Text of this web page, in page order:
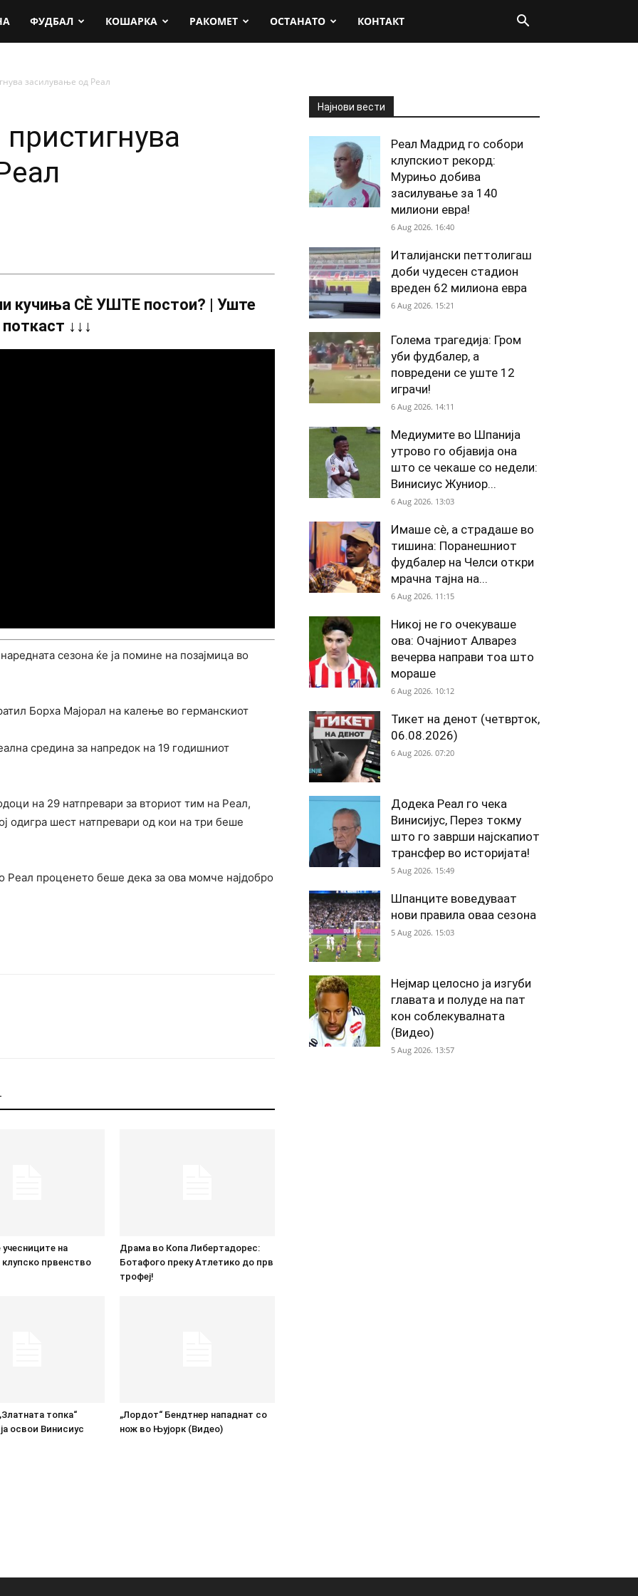
ФУДБАЛ КОШАРКА РАКОМЕТ ОСТАНАТО КОНТАКТ
засилување од Реал
кучиња СÈ УШТЕ постои? | Уште
↓↓↓
сезона ќе ја помине на позајмица во
Борха Мајорал на калење во германскиот
средина за напредок на 19 годишниот
на 29 натпревари за вториот тим на Реал,
одигра шест натпревари од кои на три беше
Реал проценето беше дека за ова момче најдобро
на
првенство
Драма во Копа Либертадорес:
Ботафого преку Атлетико до прв
трофеј!
топка“
освои Винисиус
„Лордот“ Бендтнер нападнат со
нож во Њујорк (Видео)
Најнови вести
Реал Мадрид го собори
клупскиот рекорд:
Мурињо добива
засилување за 140
милиони евра!
6 Aug 2026. 16:40
Италијански петтолигаш
доби чудесен стадион
вреден 62 милиона евра
6 Aug 2026. 15:21
Голема трагедија: Гром
уби фудбалер, а
повредени се уште 12
играчи!
6 Aug 2026. 14:11
Медиумите во Шпанија
утрово го објавија она
што се чекаше со недели:
Винисиус Жуниор...
6 Aug 2026. 13:03
Имаше сè, а страдаше во
тишина: Поранешниот
фудбалер на Челси откри
мрачна тајна на...
6 Aug 2026. 11:15
Никој не го очекуваше
ова: Очајниот Алварез
вечерва направи тоа што
мораше
6 Aug 2026. 10:12
Тикет на денот (четврток,
06.08.2026)
6 Aug 2026. 07:20
Додека Реал го чека
Винисијус, Перез токму
што го заврши најскапиот
трансфер во историјата!
5 Aug 2026. 15:49
Шпанците воведуваат
нови правила оваа сезона
5 Aug 2026. 15:03
Нејмар целосно ја изгуби
главата и полуде на пат
кон соблекувалната
(Видео)
5 Aug 2026. 13:57